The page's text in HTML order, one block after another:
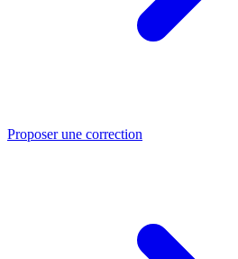
Proposer une correction